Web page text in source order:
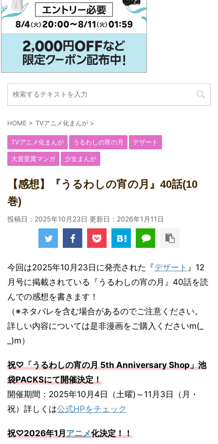
HOME > TVアニメ化まんが >
TVアニメ化まんが うるわしの宵の月 デザート
大賞受賞マンガ 少女まんが
【感想】『うるわしの宵の月』40話(10
巻)
投稿日：2025年10月23日 更新日： 2026年1月11日
今回は2025年10月23日に発売された『デザート 』12
月号に掲載されている『うるわしの宵の月』40話を読
んでの感想を書きます！
（※ネタバレを含む場合があるのでご注意ください。
詳しい内容については是非漫画をご購入くださいm(_
_)m）
祝♡「うるわしの宵の月 5th Anniversary Shop」池
袋PACKSにて開催決定！
開催期間：2025年10月4日（土曜)～11月3日（月・
祝）詳しくは公式HPをチェック
祝♡2026年1月アニメ化決定！！